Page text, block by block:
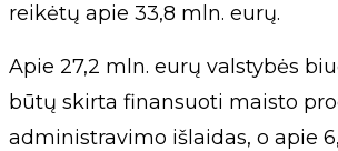
reikėtų apie 33,8 mln. eurų.
Apie 27,2 mln. eurų valstybės
būtų skirta finansuoti maisto
administravimo išlaidas, o apie